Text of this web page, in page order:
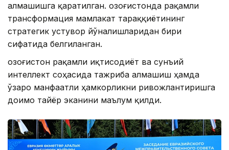
алмашишга қаратилган. Қозоғистонда рақамли
трансформация мамлакат тараққиётининг
стратегик устувор йўналишларидан бири
сифатида белгиланган.
Қозоғистон рақамли иқтисодиёт ва сунъий
интеллект соҳасида тажриба алмашиш ҳамда
ўзаро манфаатли ҳамкорликни ривожлантиришга
доимо тайёр эканини маълум қилди.